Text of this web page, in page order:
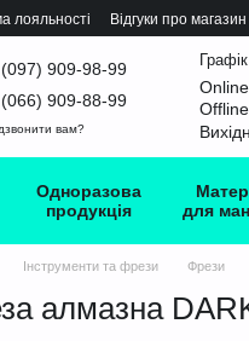
лояльності Відгуки про магазин
909-98-99
909-88-99
вам?
Одноразова
продукція
для
Інструменти та фрези Фрези
алмазна